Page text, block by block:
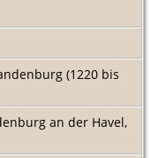
(1220 bis
an der Havel,